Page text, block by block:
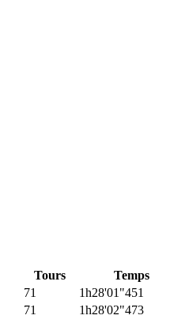
Tours Temps
71 1h28'01"451
71 1h28'02"473